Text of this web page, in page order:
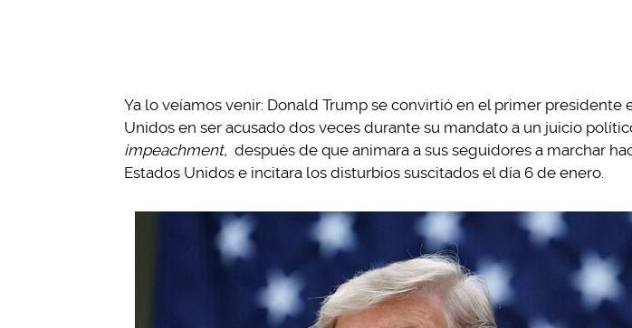
Ya lo veíamos venir: Donald Trump se convirtió en el primer presidente
Unidos en ser acusado dos veces durante su mandato a un juicio
impeachment, después de que animara a sus seguidores a marchar
Estados Unidos e incitara los disturbios suscitados el día 6 de enero.